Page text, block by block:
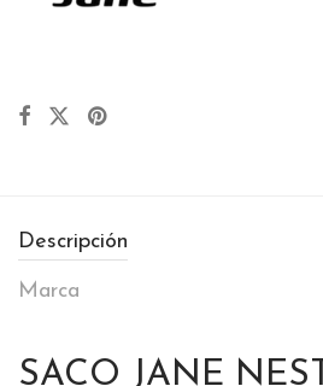
Descripción
Marca
SACO JANE NEST